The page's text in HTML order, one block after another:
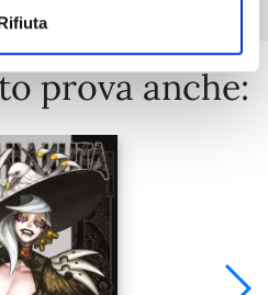
prova anche: